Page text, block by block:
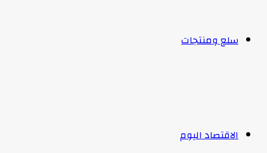
سلع ومنتجات
الاقتصاد اليوم